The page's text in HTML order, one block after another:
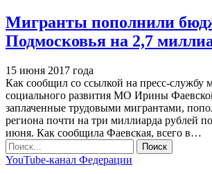
Мигранты пополнили
Подмосковья на 2,7
15 июня 2017 года
Как сообщил со ссылкой на пресс-службу
социального развития МО Ирины
заплаченные трудовыми мигрантами,
региона почти на три миллиарда рублей
июня. Как сообщила Фаевская, всего в…
YouTube-канал Федерации